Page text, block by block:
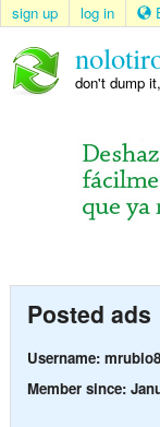
sign up log in
don't dump
Posted ads
Username:
Member since: